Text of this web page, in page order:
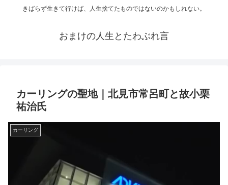
きばらず生きて行けば、人生捨てたものではないのかもしれない。
おまけの人生とたわぶれ言
カーリングの聖地｜北見市常呂町と故小栗
祐治氏
カーリング